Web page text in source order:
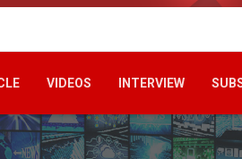
VIDEOS INTERVIEW